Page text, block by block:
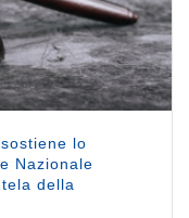
lo
Nazionale
della